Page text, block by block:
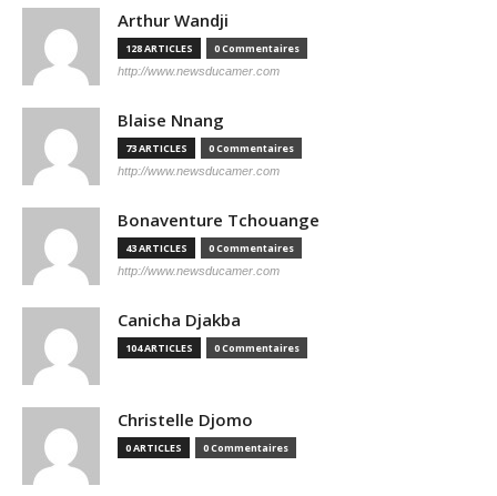
Arthur Wandji
128 ARTICLES 0 Commentaires
http://www.newsducamer.com
Blaise Nnang
73 ARTICLES 0 Commentaires
http://www.newsducamer.com
Bonaventure Tchouange
43 ARTICLES 0 Commentaires
http://www.newsducamer.com
Canicha Djakba
104 ARTICLES 0 Commentaires
Christelle Djomo
0 ARTICLES 0 Commentaires